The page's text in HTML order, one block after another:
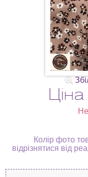
Ціна
Колір фото
відрізнятися від